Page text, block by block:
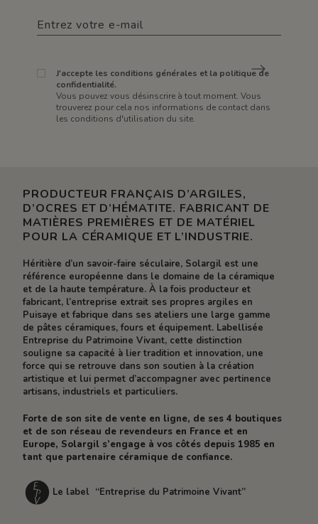
J'accepte les conditions générales et la politique de
confidentialité.
Vous pouvez vous désinscrire à tout moment. Vous
trouverez pour cela nos informations de contact dans
les conditions d'utilisation du site.
PRODUCTEUR FRANÇAIS D’ARGILES,
D’OCRES ET D’HÉMATITE. FABRICANT DE
MATIÈRES PREMIÈRES ET DE MATÉRIEL
POUR LA CÉRAMIQUE ET L’INDUSTRIE.
Héritière d’un savoir-faire séculaire, Solargil est une
référence européenne dans le domaine de la céramique
et de la haute température. À la fois producteur et
fabricant, l’entreprise extrait ses propres argiles en
Puisaye et fabrique dans ses ateliers une large gamme
de pâtes céramiques, fours et équipement. Labellisée
Entreprise du Patrimoine Vivant, cette distinction
souligne sa capacité à lier tradition et innovation, une
force qui se retrouve dans son soutien à la création
artistique et lui permet d’accompagner avec pertinence
artisans, industriels et particuliers.
Forte de son site de vente en ligne, de ses 4 boutiques
et de son réseau de revendeurs en France et en
Europe, Solargil s’engage à vos côtés depuis 1985 en
tant que partenaire céramique de confiance.
Le label “Entreprise du Patrimoine Vivant”